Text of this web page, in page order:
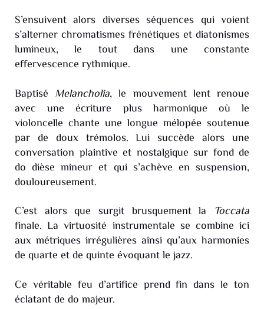
S’ensuivent alors diverses séquences qui voient
s’alterner chromatismes frénétiques et diatonismes
lumineux, le tout dans une constante
effervescence rythmique.
Baptisé Melancholia, le mouvement lent renoue
avec une écriture plus harmonique où le
violoncelle chante une longue mélopée soutenue
par de doux trémolos. Lui succède alors une
conversation plaintive et nostalgique sur fond de
do dièse mineur et qui s’achève en suspension,
douloureusement.
C’est alors que surgit brusquement la Toccata
finale. La virtuosité instrumentale se combine ici
aux métriques irrégulières ainsi qu’aux harmonies
de quarte et de quinte évoquant le jazz.
Ce véritable feu d’artifice prend fin dans le ton
éclatant de do majeur.